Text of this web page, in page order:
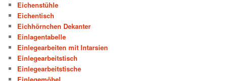
Eichenstühle
Eichentisch
Eichhörnchen Dekanter
Einlagentabelle
Einlegearbeiten mit Intarsien
Einlegearbeitstisch
Einlegearbeitstische